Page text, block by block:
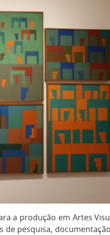
a produção em Artes
pesquisa,